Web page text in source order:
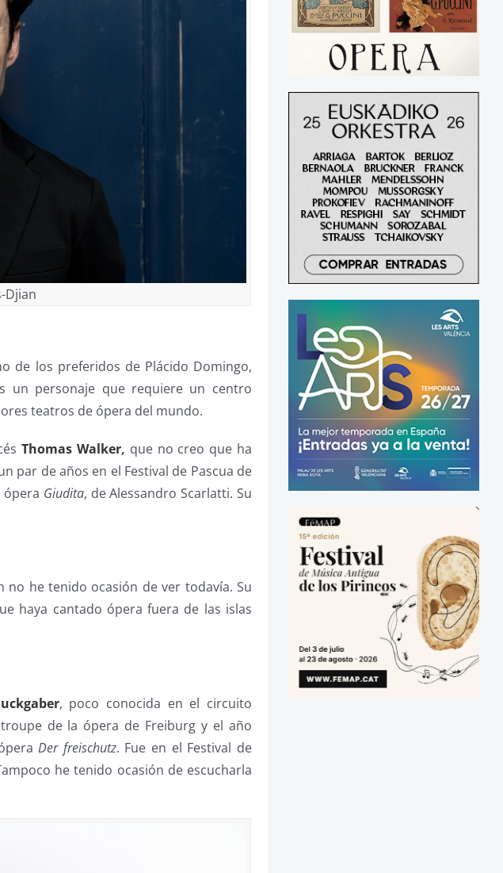
Djian
de los preferidos de Plácido Domingo,
un personaje que requiere un centro
teatros de ópera del mundo.
Thomas Walker, que no creo que ha
par de años en el Festival de Pascua de
ópera Giudita, de Alessandro Scarlatti. Su
no he tenido ocasión de ver todavía. Su
haya cantado ópera fuera de las islas
, poco conocida en el circuito
de la ópera de Freiburg y el año
Der freischutz. Fue en el Festival de
he tenido ocasión de escucharla